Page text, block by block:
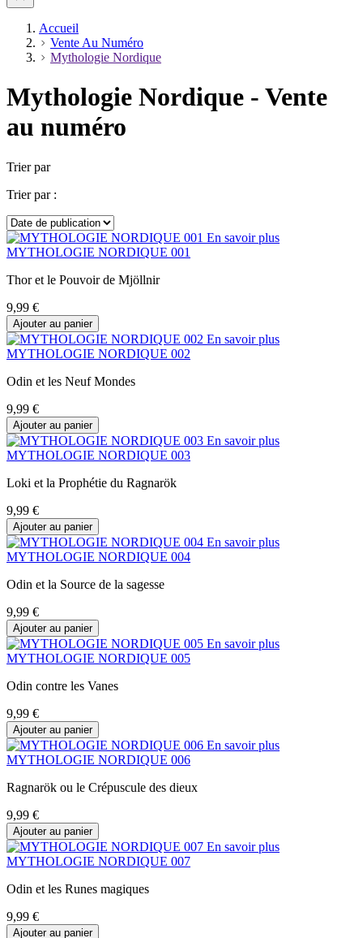
Accueil
Vente Au Numéro
Mythologie Nordique
Mythologie Nordique - Vente
au numéro
Trier par
Trier par :
En savoir plus
MYTHOLOGIE NORDIQUE 001
Thor et le Pouvoir de Mjöllnir
9,99 €
Ajouter au panier
En savoir plus
MYTHOLOGIE NORDIQUE 002
Odin et les Neuf Mondes
9,99 €
Ajouter au panier
En savoir plus
MYTHOLOGIE NORDIQUE 003
Loki et la Prophétie du Ragnarök
9,99 €
Ajouter au panier
En savoir plus
MYTHOLOGIE NORDIQUE 004
Odin et la Source de la sagesse
9,99 €
Ajouter au panier
En savoir plus
MYTHOLOGIE NORDIQUE 005
Odin contre les Vanes
9,99 €
Ajouter au panier
En savoir plus
MYTHOLOGIE NORDIQUE 006
Ragnarök ou le Crépuscule des dieux
9,99 €
Ajouter au panier
En savoir plus
MYTHOLOGIE NORDIQUE 007
Odin et les Runes magiques
9,99 €
Ajouter au panier